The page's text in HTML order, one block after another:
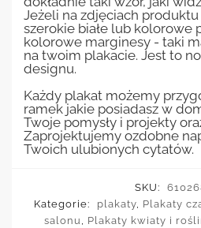
Jeżeli na zdjęciach
szerokie białe lub kolorowe
kolorowe marginesy - taki
na twoim plakacie. Jest to
designu.
Każdy plakat możemy
ramek jakie posiadasz w
Twoje pomysły i projekty
Zaprojektujemy ozdobne
Twoich ulubionych cytatów.
SKU:
Kategorie:
plakaty, Plakaty
salonu , Plakaty kwiaty i